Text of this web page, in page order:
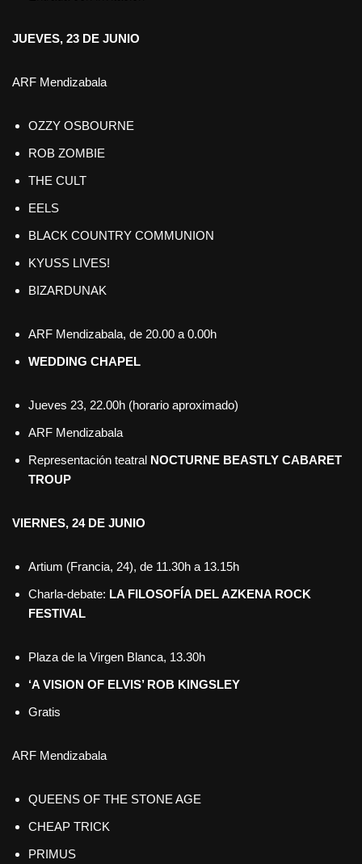
JUEVES, 23 DE JUNIO
ARF Mendizabala
OZZY OSBOURNE
ROB ZOMBIE
THE CULT
EELS
BLACK COUNTRY COMMUNION
KYUSS LIVES!
BIZARDUNAK
ARF Mendizabala, de 20.00 a 0.00h
WEDDING CHAPEL
Jueves 23, 22.00h (horario aproximado)
ARF Mendizabala
Representación teatral NOCTURNE BEASTLY CABARET
TROUP
VIERNES, 24 DE JUNIO
Artium (Francia, 24), de 11.30h a 13.15h
Charla-debate: LA FILOSOFÍA DELAZKENA ROCK
FESTIVAL
Plaza de la Virgen Blanca, 13.30h
‘A VISION OF ELVIS’ ROB KINGSLEY
Gratis
ARF Mendizabala
QUEENS OF THE STONE AGE
CHEAP TRICK
PRIMUS